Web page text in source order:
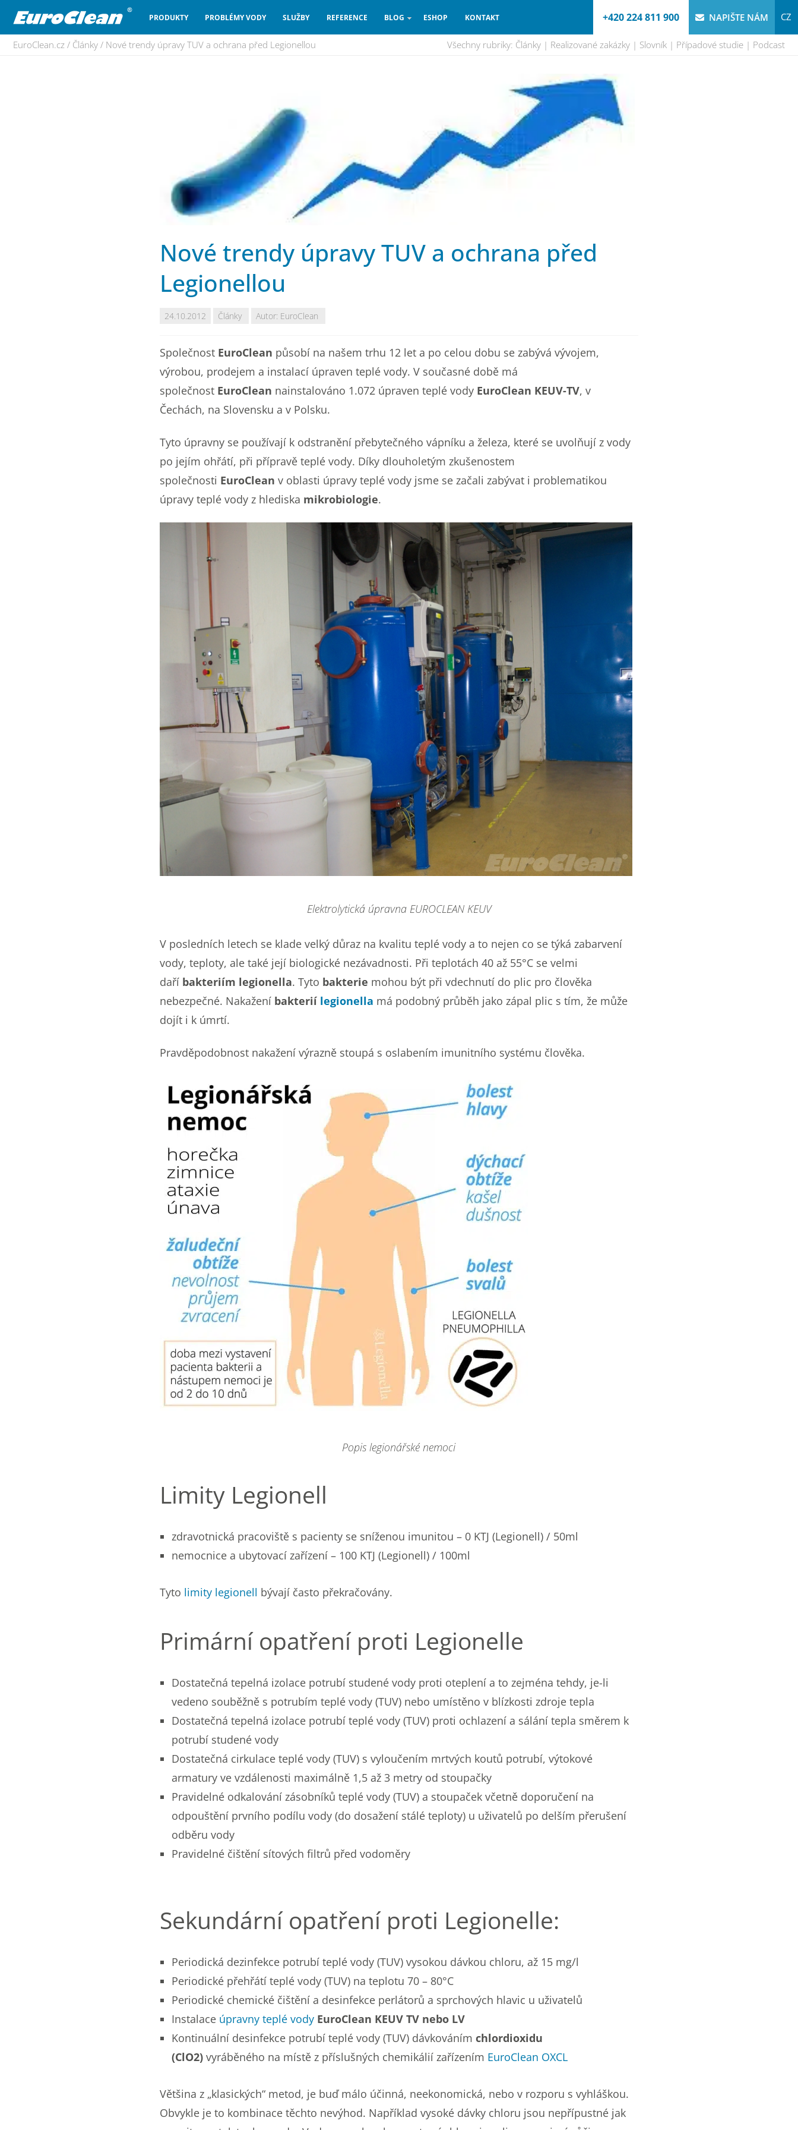
PRODUKTY PROBLÉMY VODY SLUŽBY REFERENCE BLOG ESHOP KONTAKT CZ
NAPIŠTE NÁM
+420 224 811 900
EuroClean.cz / Články / Nové trendy úpravy TUV a ochrana před Legionellou Všechny rubriky: Články Realizované zakázky Slovník Případové studie Podcast
Nové trendy úpravy TUV a ochrana před
Legionellou
24.10.2012 Články Autor: EuroClean
Společnost EuroClean působí na našem trhu 12 let a po celou dobu se zabývá vývojem,
výrobou, prodejem a instalací úpraven teplé vody. V současné době má
společnost EuroClean nainstalováno 1.072 úpraven teplé vody EuroClean KEUV-TV, v
Čechách, na Slovensku a v Polsku.
Tyto úpravny se používají k odstranění přebytečného vápníku a železa, které se uvolňují z vody
po jejím ohřátí, při přípravě teplé vody. Díky dlouholetým zkušenostem
společnosti EuroClean v oblasti úpravy teplé vody jsme se začali zabývat i problematikou
úpravy teplé vody z hlediska mikrobiologie.
Elektrolytická úpravna EUROCLEAN KEUV
V posledních letech se klade velký důraz na kvalitu teplé vody a to nejen co se týká zabarvení
vody, teploty, ale také její biologické nezávadnosti. Při teplotách 40 až 55°C se velmi
daří bakteriím legionella. Tyto bakterie mohou být při vdechnutí do plic pro člověka
nebezpečné. Nakažení bakterií legionella má podobný průběh jako zápal plic s tím, že může
dojít i k úmrtí.
Pravděpodobnost nakažení výrazně stoupá s oslabením imunitního systému člověka.
Popis legionářské nemoci
Limity Legionell
zdravotnická pracoviště s pacienty se sníženou imunitou – 0 KTJ (Legionell) / 50ml
nemocnice a ubytovací zařízení – 100 KTJ (Legionell) / 100ml
Tyto limity legionell bývají často překračovány.
Primární opatření proti Legionelle
Dostatečná tepelná izolace potrubí studené vody proti oteplení a to zejména tehdy, je-li
vedeno souběžně s potrubím teplé vody (TUV) nebo umístěno v blízkosti zdroje tepla
Dostatečná tepelná izolace potrubí teplé vody (TUV) proti ochlazení a sálání tepla směrem k
potrubí studené vody
Dostatečná cirkulace teplé vody (TUV) s vyloučením mrtvých koutů potrubí, výtokové
armatury ve vzdálenosti maximálně 1,5 až 3 metry od stoupačky
Pravidelné odkalování zásobníků teplé vody (TUV) a stoupaček včetně doporučení na
odpouštění prvního podílu vody (do dosažení stálé teploty) u uživatelů po delším přerušení
odběru vody
Pravidelné čištění sítových filtrů před vodoměry
Sekundární opatření proti Legionelle:
Periodická dezinfekce potrubí teplé vody (TUV) vysokou dávkou chloru, až 15 mg/l
Periodické přehřátí teplé vody (TUV) na teplotu 70 – 80°C
Periodické chemické čištění a desinfekce perlátorů a sprchových hlavic u uživatelů
Instalace úpravny teplé vody EuroClean KEUV TV nebo LV
Kontinuální desinfekce potrubí teplé vody (TUV) dávkováním chlordioxidu
(ClO2)vyráběného na místě z příslušných chemikálií zařízením EuroClean OXCL
Většina z „klasických“ metod, je buď málo účinná, neekonomická, nebo v rozporu s vyhláškou.
Obvykle je to kombinace těchto nevýhod. Například vysoké dávky chloru jsou nepřípustné jak